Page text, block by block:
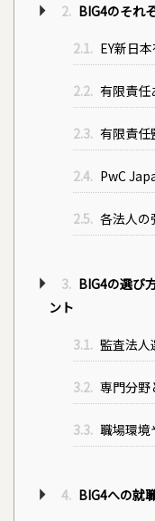
2. BIG4のそれ
2.1. EY新日
2.2. 有限責任
2.3. 有限責任
2.4. PwC
2.5. 各法人の
3. BIG4の選び
ント
3.1. 監査法人
3.2. 専門分野
3.3. 職場環境
4. BIG4への就